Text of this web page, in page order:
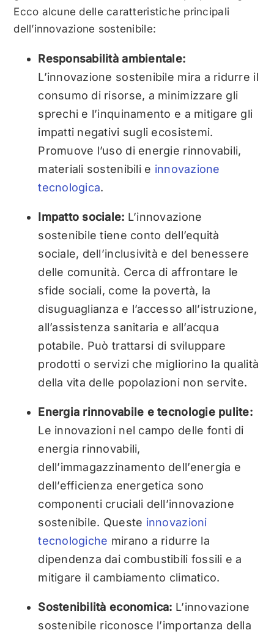
Ecco alcune delle caratteristiche principali
dell’innovazione sostenibile:
Responsabilità ambientale:
L’innovazione sostenibile mira a ridurre il
consumo di risorse, a minimizzare gli
sprechi e l’inquinamento e a mitigare gli
impatti negativi sugli ecosistemi.
Promuove l’uso di energie rinnovabili,
materiali sostenibili e innovazione
tecnologica.
Impatto sociale: L’innovazione
sostenibile tiene conto dell’equità
sociale, dell’inclusività e del benessere
delle comunità. Cerca di affrontare le
sfide sociali, come la povertà, la
disuguaglianza e l’accesso all’istruzione,
all’assistenza sanitaria e all’acqua
potabile. Può trattarsi di sviluppare
prodotti o servizi che migliorino la qualità
della vita delle popolazioni non servite.
Energia rinnovabile e tecnologie pulite:
Le innovazioni nel campo delle fonti di
energia rinnovabili,
dell’immagazzinamento dell’energia e
dell’efficienza energetica sono
componenti cruciali dell’innovazione
sostenibile. Queste innovazioni
tecnologiche mirano a ridurre la
dipendenza dai combustibili fossili e a
mitigare il cambiamento climatico.
Sostenibilità economica: L’innovazione
sostenibile riconosce l’importanza della